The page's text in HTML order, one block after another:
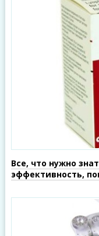
Все, что нужно
эффективность,